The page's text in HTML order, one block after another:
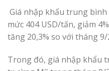
Giá nhập khẩu trung
mức 404 USD/tấn, giảm
tăng 20,3% so với tháng 9/
Trong đó, giá nhập khẩu